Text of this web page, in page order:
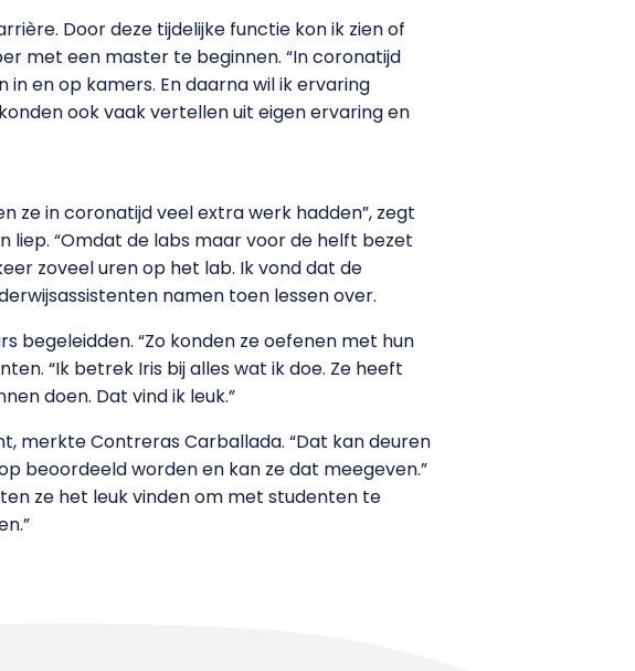
Door deze tijdelijke functie kon ik zien of
met een master te beginnen. “In coronatijd
en op kamers. En daarna wil ik ervaring
ook vaak vertellen uit eigen ervaring en
ze in coronatijd veel extra werk hadden”, zegt
liep. “Omdat de labs maar voor de helft bezet
zoveel uren op het lab. Ik vond dat de
namen toen lessen over.
begeleidden. “Zo konden ze oefenen met hun
“Ik betrek Iris bij alles wat ik doe. Ze heeft
doen. Dat vind ik leuk.”
merkte Contreras Carballada. “Dat kan deuren
beoordeeld worden en kan ze dat meegeven.”
ze het leuk vinden om met studenten te